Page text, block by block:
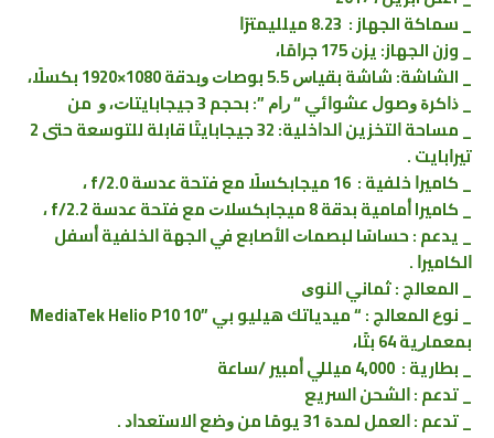
_ سماكة الجهاز : 8.23 ﻣﻴﻠﻠﻴﻤﺘﺮًﺍ
_ وزن الجهاز: ﻳﺰﻥ 175 ﺟﺮﺍﻣًﺎ،
_ الشاشة: ﺷﺎﺷﺔ ﺑﻘﻴﺎﺱ 5.5 ﺑﻮﺻﺎﺕ ﻭﺑﺪﻗﺔ 1080×1920 ﺑﻜﺴﻠًﺎ،
_ ﺫﺍﻛﺮﺓ ﻭﺻﻮﻝ ﻋﺸﻮﺍﺋﻲ “ ﺭﺍﻡ ”: ﺑﺤﺠﻢ 3 ﺟﻴﺠﺎﺑﺎﻳﺘﺎﺕ، ﻭ ﻣﻦ
_ ﻣﺴﺎﺣﺔ ﺍﻟﺘﺨﺰﻳﻦ ﺍﻟﺪﺍﺧﻠﻴﺔ: 32 ﺟﻴﺠﺎﺑﺎﻳﺘًﺎ قابلة ﻟﻠﺘﻮﺳﻌﺔ ﺣﺘﻰ 2
ﺗﻴﺮﺍﺑﺎﻳﺖ .
_ ﻛﺎﻣﻴﺮﺍ ﺧﻠﻔﻴﺔ : 16 ﻣﻴﺠﺎﺑﻜﺴﻠًﺎ ﻣﻊ ﻓﺘﺤﺔ ﻋﺪﺳﺔ f/2.0 ،
_ كاميرا ﺃﻣﺎﻣﻴﺔ ﺑﺪﻗﺔ 8 ﻣﻴﺠﺎﺑﻜﺴﻼﺕ ﻣﻊ ﻓﺘﺤﺔ ﻋﺪﺳﺔ f/2.2 ،
_ يدعم : ﺣﺴﺎﺳًﺎ ﻟﺒﺼﻤﺎﺕ ﺍﻷﺻﺎﺑﻊ ﻓﻲ ﺍﻟﺠﻬﺔ ﺍﻟﺨﻠﻔﻴﺔ ﺃﺳﻔﻞ
ﺍﻟﻜﺎﻣﻴﺮﺍ .
_ المعالج : ﺛﻤﺎﻧﻲ ﺍﻟﻨﻮﻯ
_ ﻧﻮﻉ المعالج : “ ﻣﻴﺪﻳﺎﺗﻚ ﻫﻴﻠﻴﻮ ﺑﻲ ”10 MediaTek Helio P10
ﺑﻤﻌﻤﺎﺭﻳﺔ 64 ﺑﺘًﺎ،
_ بطارية : 4,000 ﻣﻴﻠﻠﻲ ﺃﻣﺒﻴﺮ /ﺳﺎﻋﺔ
_ ﺗﺪﻋﻢ : ﺍﻟﺸﺤﻦ ﺍﻟﺴﺮﻳﻊ
_ ﺗﺪﻋﻢ : ﺍﻟﻌﻤﻞ ﻟﻤﺪﺓ 31 ﻳﻮﻣًﺎ ﻣﻦ ﻭﺿﻊ ﺍﻻﺳﺘﻌﺪﺍﺩ .